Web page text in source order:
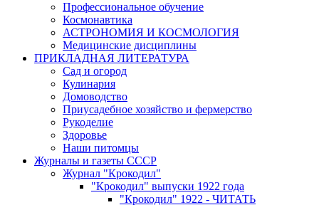
Профессиональное обучение
Космонавтика
АСТРОНОМИЯ И КОСМОЛОГИЯ
Медицинские дисциплины
ПРИКЛАДНАЯ ЛИТЕРАТУРА
Сад и огород
Кулинария
Домоводство
Приусадебное хозяйство и фермерство
Рукоделие
Здоровье
Наши питомцы
Журналы и газеты СССР
Журнал "Крокодил"
"Крокодил" выпуски 1922 года
"Крокодил" 1922 - ЧИТАТЬ